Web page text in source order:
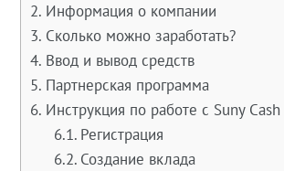
Информация о компании
Сколько можно заработать?
Ввод и вывод средств
Партнерская программа
Инструкция по работе с Suny Cash
Регистрация
Создание вклада